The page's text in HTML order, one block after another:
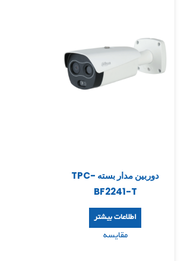
دوربین مدار بسته TPC-
BF2241-T
اطلاعات بیشتر
مقایسه